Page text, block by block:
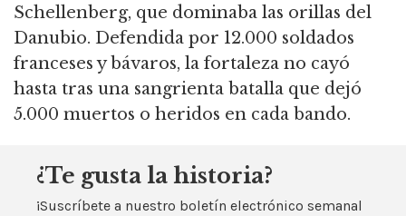
Schellenberg, que dominaba las orillas del
Danubio. Defendida por 12.000 soldados
franceses y bávaros, la fortaleza no cayó
hasta tras una sangrienta batalla que dejó
5.000 muertos o heridos en cada bando.
¿Te gusta la historia?
¡Suscríbete a nuestro boletín electrónico semanal